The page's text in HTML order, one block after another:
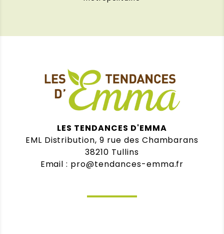
LES TENDANCES D'EMMA
EML Distribution, 9 rue des Chambarans
38210 Tullins
Email : pro@tendances-emma.fr